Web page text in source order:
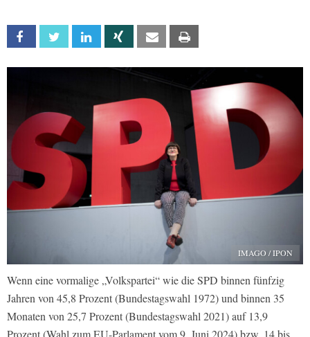
Facebook Twitter Linkedin Xing Email
IMAGO / IPON
Wenn eine vormalige „Volkspartei“ wie die SPD binnen fünfzig
Jahren von 45,8 Prozent (Bundestagswahl 1972) und binnen 35
Monaten von 25,7 Prozent (Bundestagswahl 2021) auf 13,9